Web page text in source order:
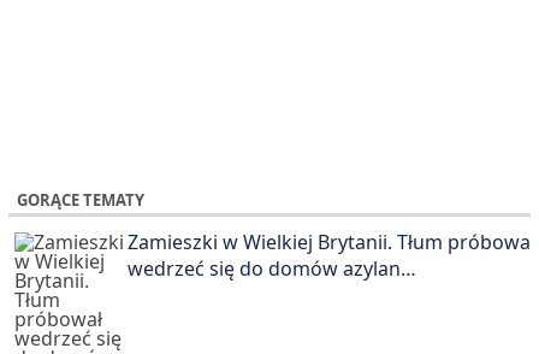
GORĄCE TEMATY
Zamieszki w Wielkiej Brytanii. Tłum próbował
wedrzeć się do domów azylan…